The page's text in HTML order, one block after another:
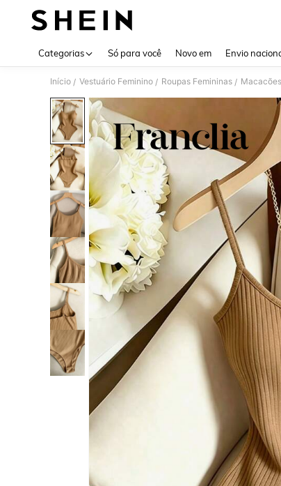
Categorias Só para você Novo em Envio
Início / Vestuário Feminino / Roupas Femininas /